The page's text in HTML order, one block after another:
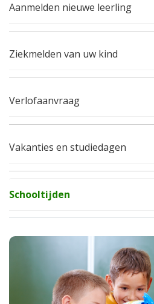
Aanmelden nieuwe leerling
Ziekmelden van uw kind
Verlofaanvraag
Vakanties en studiedagen
Schooltijden